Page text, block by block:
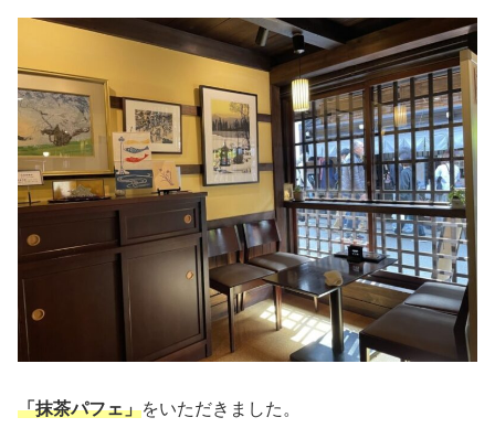
「抹茶パフェ」をいただきました。